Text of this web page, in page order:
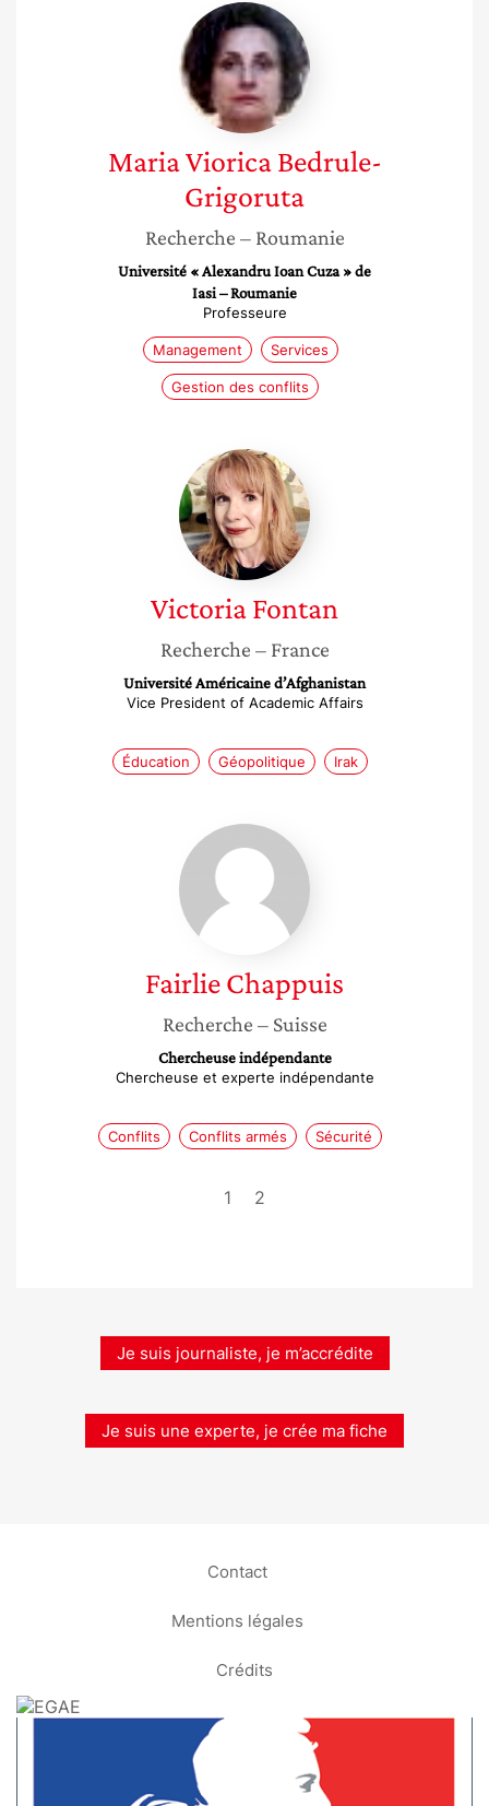
Maria
Viorica
Bedrule-
Grigoruta
Maria Viorica Bedrule-
Grigoruta
Recherche – Roumanie
Université « Alexandru Ioan Cuza » de
Iasi – Roumanie
Professeure
Management Services
Gestion des conflits
Victoria
Fontan
VictoriaFontan
Recherche – France
Université Américaine d’Afghanistan
Vice President of Academic Affairs
Éducation Géopolitique Irak
Fairlie
Chappuis
FairlieChappuis
Recherche – Suisse
Chercheuse indépendante
Chercheuse et experte indépendante
Conflits Conflits armés Sécurité
1 2
Je suis journaliste, je m’accrédite
Je suis une experte, je crée ma fiche
Contact
Mentions légales
Crédits